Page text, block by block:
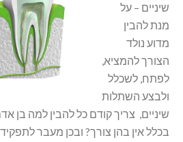
שיניים – על
מנת להבין
מדוע נולד
הצורך להמציא,
לפתח, לשכלל
ולבצע השתלות
שיניים, צריך קודם כל להבין למה בן
בכלל אין בהן צורך? ובכן מעבר